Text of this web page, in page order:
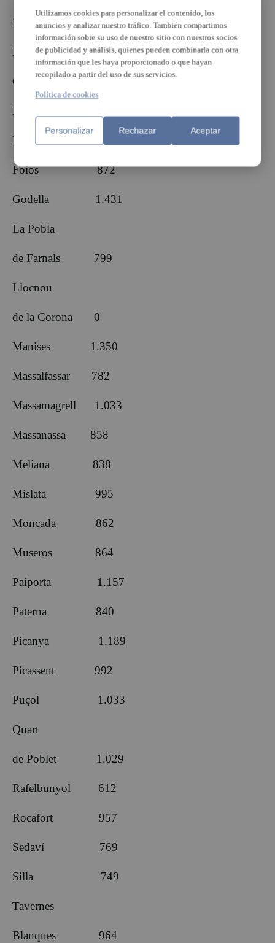
i Mirambell 535
Burjassot 1.017
Catarroja 1.150
El Puig 1.491
Emperador 726
Foios 872
Godella 1.431
La Pobla
de Farnals 799
Llocnou
de la Corona 0
Manises 1.350
Massalfassar 782
Massamagrell 1.033
Massanassa 858
Meliana 838
Mislata 995
Moncada 862
Museros 864
Paiporta 1.157
Paterna 840
Picanya 1.189
Picassent 992
Puçol 1.033
Quart
de Poblet 1.029
Rafelbunyol 612
Rocafort 957
Sedaví 769
Silla 749
Tavernes
Blanques 964
Utilizamos cookies para personalizar el contenido, los
anuncios y analizar nuestro tráfico. También compartimos
información sobre su uso de nuestro sitio con nuestros socios
de publicidad y análisis, quienes pueden combinarla con otra
información que les haya proporcionado o que hayan
recopilado a partir del uso de sus servicios.
Política de cookies
Personalizar Rechazar Aceptar